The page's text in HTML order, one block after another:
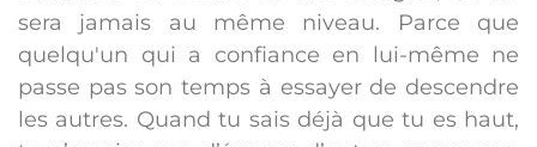
sera jamais au même niveau. Parce que
quelqu'un qui a confiance en lui-même ne
passe pas son temps à essayer de descendre
les autres. Quand tu sais déjà que tu es haut,